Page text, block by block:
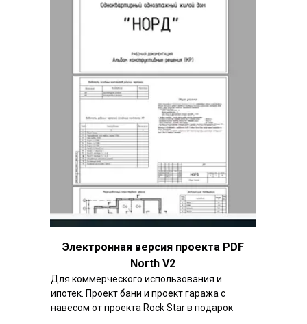
Для коммерческого использования и
ипотек. Проект бани и проект гаража с
навесом от проекта Rock Star в подарок
Электронная версия проекта PDF
North V2